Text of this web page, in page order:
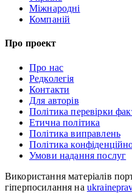
Міжнародні
Компаній
Про проект
Про нас
Редколегія
Контакти
Для авторів
Політика перевірки
Етична політика
Політика виправлень
Політика
Умови надання послуг
Використання матеріалів
гіперпосилання на